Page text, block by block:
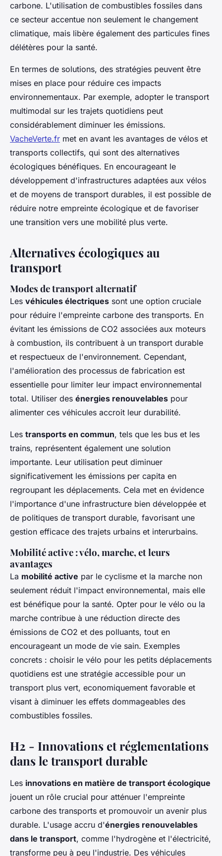
carbone. L'utilisation de combustibles fossiles dans
ce secteur accentue non seulement le changement
climatique, mais libère également des particules fines
délétères pour la santé.
En termes de solutions, des stratégies peuvent être
mises en place pour réduire ces impacts
environnementaux. Par exemple, adopter le transport
multimodal sur les trajets quotidiens peut
considérablement diminuer les émissions.
VacheVerte.fr met en avant les avantages de vélos et
transports collectifs, qui sont des alternatives
écologiques bénéfiques. En encourageant le
développement d'infrastructures adaptées aux vélos
et de moyens de transport durables, il est possible de
réduire notre empreinte écologique et de favoriser
une transition vers une mobilité plus verte.
Alternatives écologiques au
transport
Modes de transport alternatif
Les véhicules électriques sont une option cruciale
pour réduire l'empreinte carbone des transports. En
évitant les émissions de CO2 associées aux moteurs
à combustion, ils contribuent à un transport durable
et respectueux de l'environnement. Cependant,
l'amélioration des processus de fabrication est
essentielle pour limiter leur impact environnemental
total. Utiliser des énergies renouvelables pour
alimenter ces véhicules accroit leur durabilité.
Les transports en commun, tels que les bus et les
trains, représentent également une solution
importante. Leur utilisation peut diminuer
significativement les émissions per capita en
regroupant les déplacements. Cela met en évidence
l'importance d'une infrastructure bien développée et
de politiques de transport durable, favorisant une
gestion efficace des trajets urbains et interurbains.
Mobilité active : vélo, marche, et leurs
avantages
La mobilité active par le cyclisme et la marche non
seulement réduit l'impact environnemental, mais elle
est bénéfique pour la santé. Opter pour le vélo ou la
marche contribue à une réduction directe des
émissions de CO2 et des polluants, tout en
encourageant un mode de vie sain. Exemples
concrets : choisir le vélo pour les petits déplacements
quotidiens est une stratégie accessible pour un
transport plus vert, economiquement favorable et
visant à diminuer les effets dommageables des
combustibles fossiles.
H2 - Innovations et réglementations
dans le transport durable
Les innovations en matière de transport écologique
jouent un rôle crucial pour atténuer l'empreinte
carbone des transports et promouvoir un avenir plus
durable. L'usage accru d'énergies renouvelables
dans le transport, comme l'hydrogène et l'électricité,
transforme peu à peu l'industrie. Des véhicules